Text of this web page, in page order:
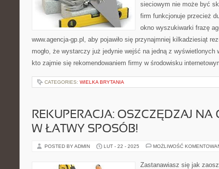
sieciowym nie może być
firm funkcjonuje przecież
okno wyszukiwarki frazę
www.agencja-gp.pl, aby pojawiło się przynajmniej kilkadziesiąt
mogło, że wystarczy już jedynie wejść na jedną z
kto zajmie się rekomendowaniem firmy w środowisku
CATEGORIES: WIELKA BRYTANIA
REKUPERACJA: OSZCZĘDZAJ NA
W ŁATWY SPOSÓB!
POSTED BY ADMIN LUT - 22 - 2025 MOŻLIWOŚĆ
Zastanawiasz się jak